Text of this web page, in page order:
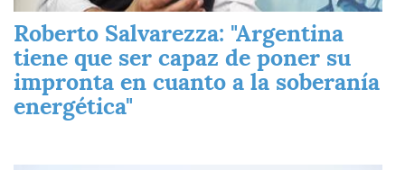
Roberto Salvarezza: "Argentina
tiene que ser capaz de poner su
impronta en cuanto a la soberanía
energética"